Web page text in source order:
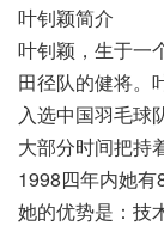
叶钊颖简介
叶钊颖，生于一
田径队的健将。
入选中国羽毛球
大部分时间把持
1998四年内她有
她的优势是：技